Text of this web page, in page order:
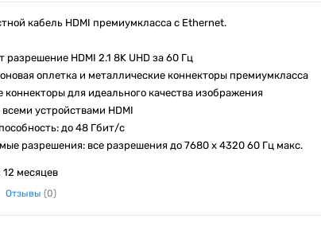
кабель HDMI премиумкласса с Ethernet.
разрешение HDMI 2.1 8K UHD за 60 Гц
оплетка и металлические коннекторы премиумкласса
коннекторы для идеального качества изображения
устройствами HDMI
до 48 Гбит/с
разрешения: все разрешения до 7680 x 4320 60 Гц макс.
12 месяцев
Отзывы (0)